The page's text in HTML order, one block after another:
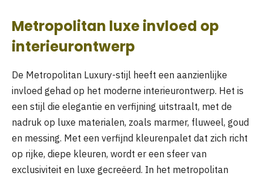
Metropolitan luxe invloed op
interieurontwerp
De Metropolitan Luxury-stijl heeft een aanzienlijke
invloed gehad op het moderne interieurontwerp. Het is
een stijl die elegantie en verfijning uitstraalt, met de
nadruk op luxe materialen, zoals marmer, fluweel, goud
en messing. Met een verfijnd kleurenpalet dat zich richt
op rijke, diepe kleuren, wordt er een sfeer van
exclusiviteit en luxe gecreëerd. In het metropolitan